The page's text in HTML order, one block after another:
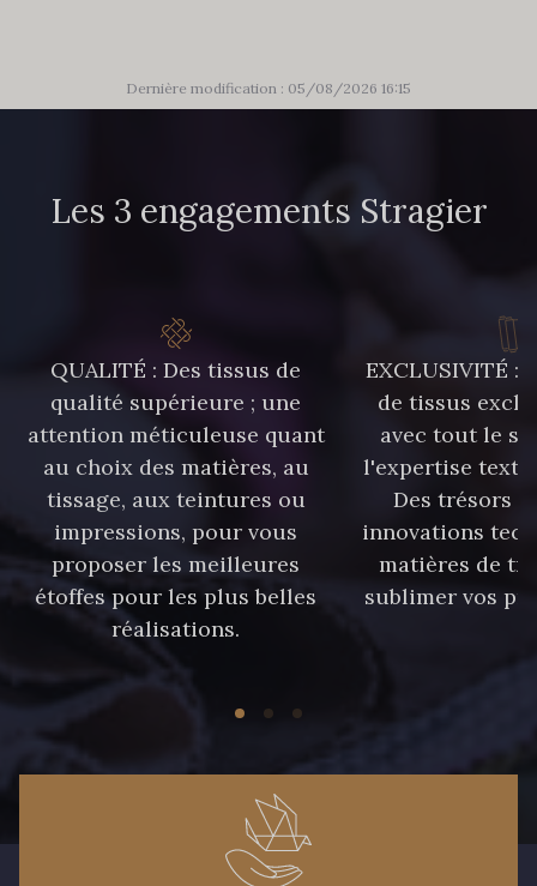
Dernière modification : 05/08/2026 16:15
Les 3 engagements Stragier
QUALITÉ : Des tissus de
qualité supérieure ; une
attention méticuleuse quant
au choix des matières, au
tissage, aux teintures ou
impressions, pour vous
proposer les meilleures
étoffes pour les plus belles
réalisations.
EXCLUSIVITÉ :
de tissus
avec tout le
l'expertise
Des trésors
innovations
matières de
sublimer vos